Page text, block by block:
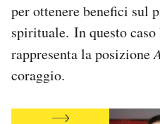
per ottenere benefici sul
spirituale. In questo
rappresenta la posizione
coraggio.